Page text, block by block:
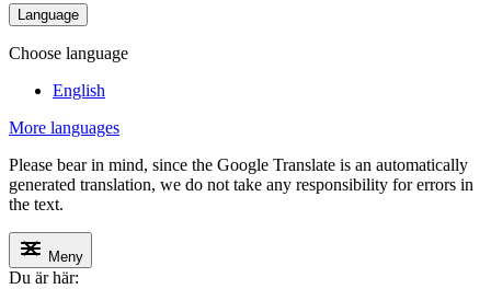
Language
Choose language
English
More languages
Please bear in mind, since the Google Translate is an automatically
generated translation, we do not take any responsibility for errors in
the text.
Meny
Du är här: